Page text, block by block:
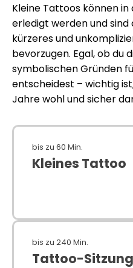
Kleine Tattoos können in
erledigt werden und sind
kürzeres und
bevorzugen. Egal, ob du
symbolischen Gründen
entscheidest – wichtig
Jahre wohl und sicher
bis zu 60 Min.
Kleines Tattoo
bis zu 240 Min.
Tattoo-Sitzung